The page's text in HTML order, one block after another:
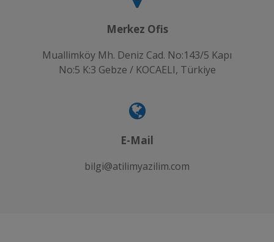
Merkez Ofis
Muallimköy Mh. Deniz Cad. No:143/5 Kapı
No:5 K:3 Gebze / KOCAELI, Türkiye
E-Mail
bilgi@atilimyazilim.com